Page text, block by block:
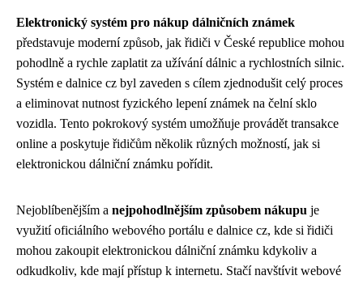
Elektronický systém pro nákup dálničních známek
představuje moderní způsob, jak řidiči v České republice mohou
pohodlně a rychle zaplatit za užívání dálnic a rychlostních silnic.
Systém e dalnice cz byl zaveden s cílem zjednodušit celý proces
a eliminovat nutnost fyzického lepení známek na čelní sklo
vozidla. Tento pokrokový systém umožňuje provádět transakce
online a poskytuje řidičům několik různých možností, jak si
elektronickou dálniční známku pořídit.
Nejoblíbenějším a nejpohodlnějším způsobem nákupu je
využití oficiálního webového portálu e dalnice cz, kde si řidiči
mohou zakoupit elektronickou dálniční známku kdykoliv a
odkudkoliv, kde mají přístup k internetu. Stačí navštívit webové